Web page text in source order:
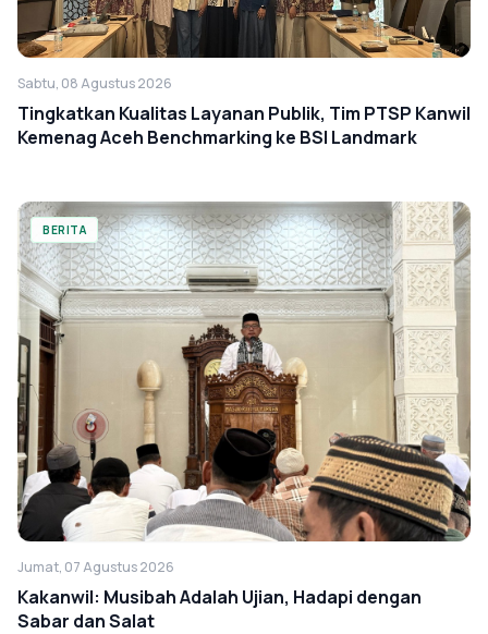
Sabtu, 08 Agustus 2026
Tingkatkan Kualitas Layanan Publik, Tim PTSP Kanwil
Kemenag Aceh Benchmarking ke BSI Landmark
BERITA
Jumat, 07 Agustus 2026
Kakanwil: Musibah Adalah Ujian, Hadapi dengan
Sabar dan Salat